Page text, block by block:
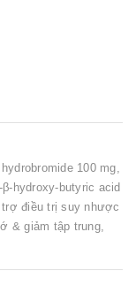
100 mg,
hydroxy-butyric acid
điều trị suy nhược
& giảm tập trung,